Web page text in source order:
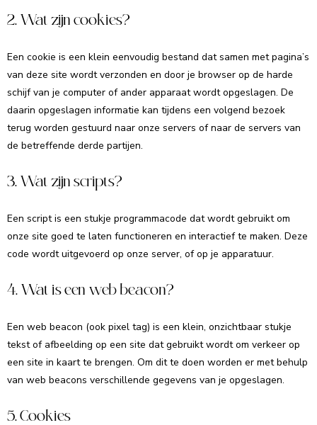
2. Wat zijn cookies?
Een cookie is een klein eenvoudig bestand dat samen met pagina’s
van deze site wordt verzonden en door je browser op de harde
schijf van je computer of ander apparaat wordt opgeslagen. De
daarin opgeslagen informatie kan tijdens een volgend bezoek
terug worden gestuurd naar onze servers of naar de servers van
de betreffende derde partijen.
3. Wat zijn scripts?
Een script is een stukje programmacode dat wordt gebruikt om
onze site goed te laten functioneren en interactief te maken. Deze
code wordt uitgevoerd op onze server, of op je apparatuur.
4. Wat is een web beacon?
Een web beacon (ook pixel tag) is een klein, onzichtbaar stukje
tekst of afbeelding op een site dat gebruikt wordt om verkeer op
een site in kaart te brengen. Om dit te doen worden er met behulp
van web beacons verschillende gegevens van je opgeslagen.
5. Cookies